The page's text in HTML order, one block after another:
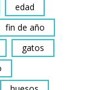
edad
fin de año
gatos